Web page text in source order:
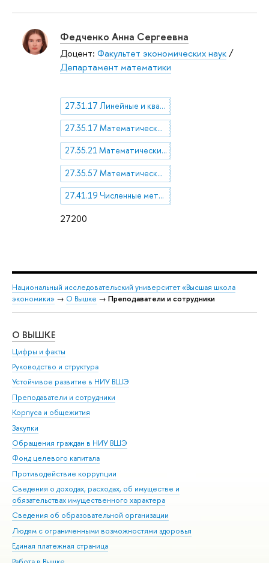
27200
Федченко Анна Сергеевна
Доцент: Факультет экономических наук/
Департамент математики
27.31.17 Линейные и квазилинейные уравнения и системы уравнений
27.35.17 Математические модели газовой динамики
27.35.21 Математические модели гидродинамики
27.35.57 Математические модели квантовой физики
27.41.19 Численные методы решения дифференциальных и интегральных уравнений
Национальный исследовательский университет «Высшая школа
экономики» → О Вышке → Преподаватели и сотрудники
О ВЫШКЕ
Цифры и факты
Руководство и структура
Устойчивое развитие в НИУ ВШЭ
Преподаватели и сотрудники
Корпуса и общежития
Закупки
Обращения граждан в НИУ ВШЭ
Фонд целевого капитала
Противодействие коррупции
Сведения о доходах, расходах, об имуществе и
обязательствах имущественного характера
Сведения об образовательной организации
Людям с ограниченными возможностями здоровья
Единая платежная страница